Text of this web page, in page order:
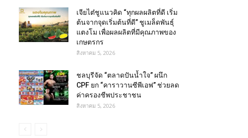
เจียไต๋ชูแนวคิด “ทุกผลผลิตที่ดี เริ่ม
ต้นจากจุดเริ่มต้นที่ดี” ชูเมล็ดพันธุ์
แตงโม เพื่อผลผลิตที่มีคุณภาพของ
เกษตรกร
สิงหาคม 5, 2026
ชลบุรีจัด “ตลาดปันน้ำใจ” ผนึก
CPF ยก “คาราวานซีพีเอฟ” ช่วยลด
ค่าครองชีพประชาชน
สิงหาคม 5, 2026